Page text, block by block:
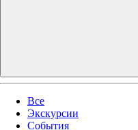
Все
Экскурсии
События